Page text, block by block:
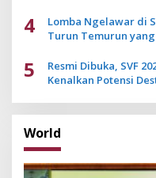
4
Lomba Ngelawar di
Turun Temurun
5
Resmi Dibuka, SVF
Kenalkan Potensi
World